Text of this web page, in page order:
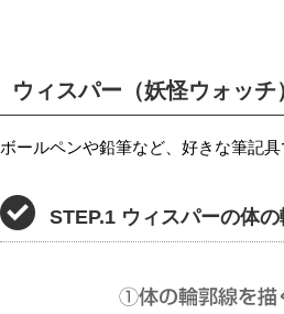
ウィスパー（妖怪ウォッ
ボールペンや鉛筆など、好きな筆記
STEP.1 ウィスパーの体